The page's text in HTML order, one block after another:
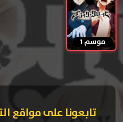
موسم 1
تابعونا على مواقع